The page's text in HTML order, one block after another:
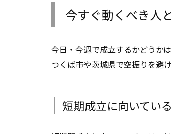
今すぐ動くべき人
今日・今週で成立するかどうか
つくば市や茨城県で空振りを避
短期成立に向いてい